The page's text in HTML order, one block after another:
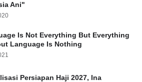
Ani"
Is Not Everything But Everything
Language Is Nothing
Persiapan Haji 2027, Ina